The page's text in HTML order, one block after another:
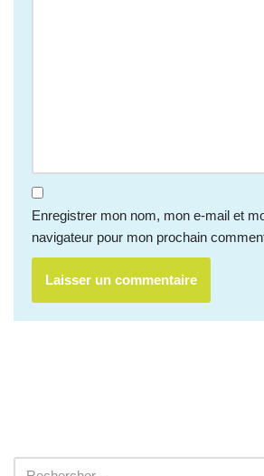
Enregistrer mon nom, mon e-mail et
navigateur pour mon prochain